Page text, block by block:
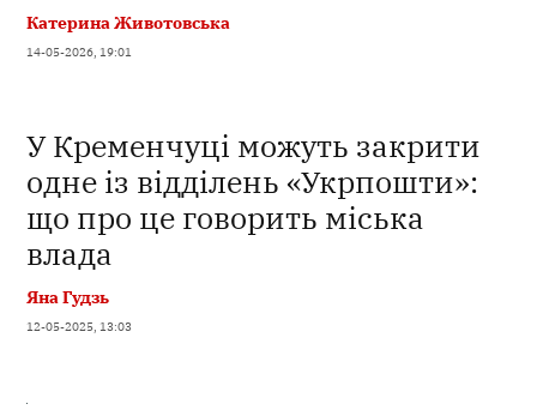
Катерина Животовська
14-05-2026, 19:01
У Кременчуці можуть закрити
одне із відділень «Укрпошти»:
що про це говорить міська
влада
Яна Гудзь
12-05-2025, 13:03